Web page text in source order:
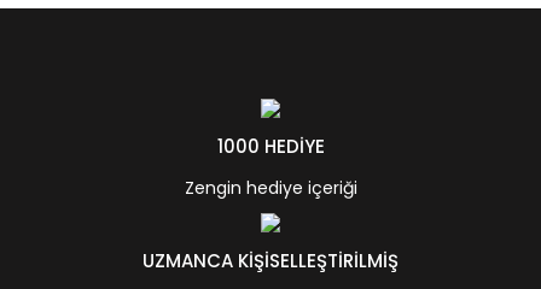
1000 HEDİYE
Zengin hediye içeriği
UZMANCA KİŞİSELLEŞTİRİLMİŞ